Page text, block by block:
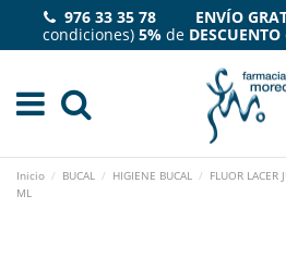
976 33 35 78 ENVÍO
condiciones) 5% de DESCUENTO
Inicio BUCAL HIGIENE BUCAL
FLUOR
ML